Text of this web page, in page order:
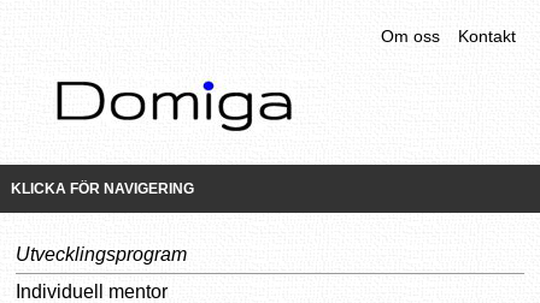
Om oss Kontakt
KLICKA FÖR NAVIGERING
Utvecklingsprogram
Individuell mentor